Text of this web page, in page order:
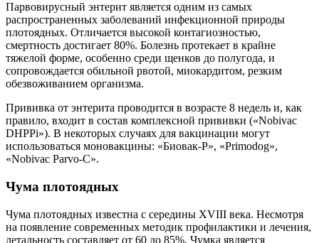
Парвовирусный энтерит является одним из самых
распространенных заболеваний инфекционной природы
плотоядных. Отличается высокой контагиозностью,
смертность достигает 80%. Болезнь протекает в крайне
тяжелой форме, особенно среди щенков до полугода, и
сопровождается обильной рвотой, миокардитом, резким
обезвоживанием организма.
Прививка от энтерита проводится в возрасте 8 недель и, как
правило, входит в состав комплексной прививки («Nobivac
DHPPi»). В некоторых случаях для вакцинации могут
использоваться моновакцины: «Биовак-P», «Primodog»,
«Nobivac Parvo-C».
Чума плотоядных
Чума плотоядных известна с середины XVIII века. Несмотря
на появление современных методик профилактики и лечения,
летальность составляет от 60 до 85%. Чумка является